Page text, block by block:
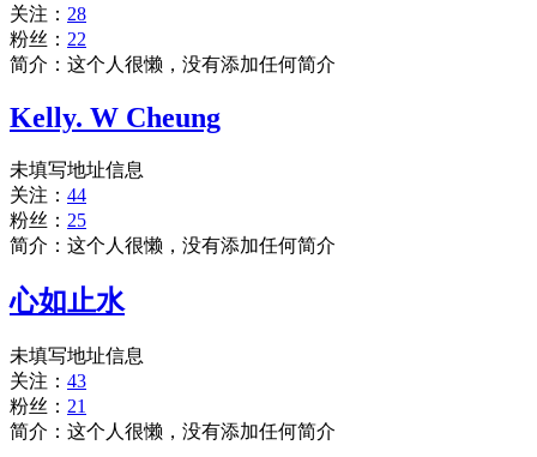
关注： 28
粉丝： 22
简介：这个人很懒，没有添加任何简介
Kelly. W Cheung
未填写地址信息
关注： 44
粉丝： 25
简介：这个人很懒，没有添加任何简介
心如止水
未填写地址信息
关注： 43
粉丝： 21
简介：这个人很懒，没有添加任何简介